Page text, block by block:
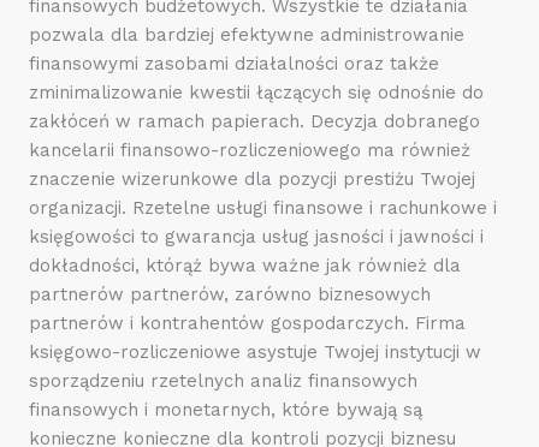
finansowych budżetowych. Wszystkie te działania
pozwala dla bardziej efektywne administrowanie
finansowymi zasobami działalności oraz także
zminimalizowanie kwestii łączących się odnośnie do
zakłóceń w ramach papierach. Decyzja dobranego
kancelarii finansowo-rozliczeniowego ma również
znaczenie wizerunkowe dla pozycji prestiżu Twojej
organizacji. Rzetelne usługi finansowe i rachunkowe i
księgowości to gwarancja usług jasności i jawności i
dokładności, którąż bywa ważne jak również dla
partnerów partnerów, zarówno biznesowych
partnerów i kontrahentów gospodarczych. Firma
księgowo-rozliczeniowe asystuje Twojej instytucji w
sporządzeniu rzetelnych analiz finansowych
finansowych i monetarnych, które bywają są
konieczne konieczne dla kontroli pozycji biznesu